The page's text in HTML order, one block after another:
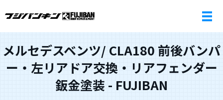
メルセデスベンツ/ CLA180 前後バンパ
ー・左リアドア交換・リアフェンダー
鈑金塗装 - FUJIBAN